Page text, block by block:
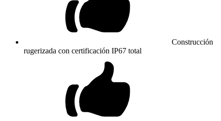
Construcción
rugerizada con certificación IP67 total